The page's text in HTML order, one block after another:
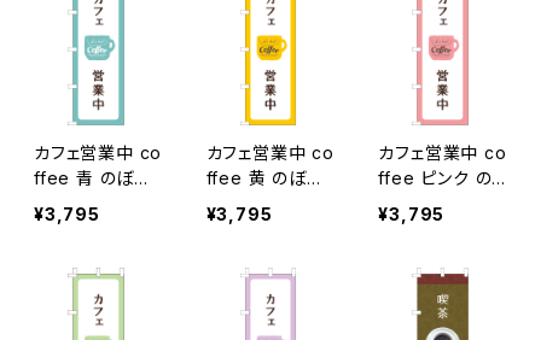
カフェ営業中 co
ffee 青 のぼり
旗
¥3,795
カフェ営業中 co
ffee 黄 のぼり
旗
¥3,795
カフェ営業中 co
ffee ピンク の
ぼり旗
¥3,795